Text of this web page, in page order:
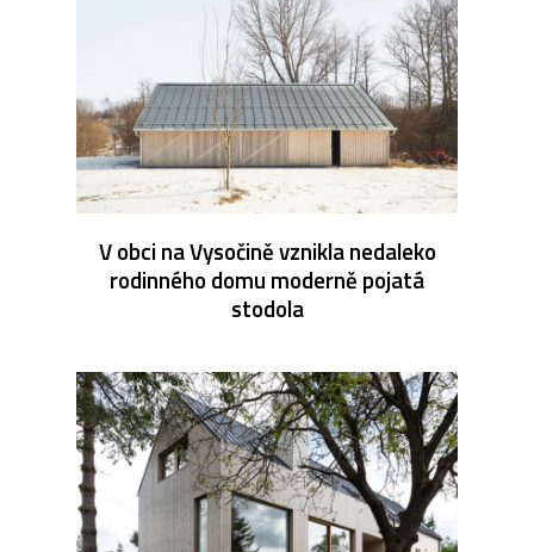
V obci na Vysočině vznikla nedaleko
rodinného domu moderně pojatá
stodola